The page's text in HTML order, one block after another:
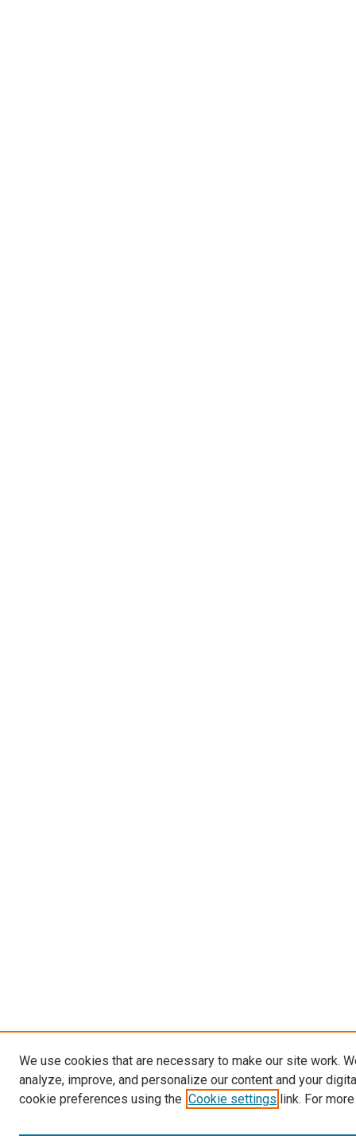
We use cookies that are necessary to make our site work.
analyze, improve, and personalize our content and your
cookie preferences using the Cookie settings link. For